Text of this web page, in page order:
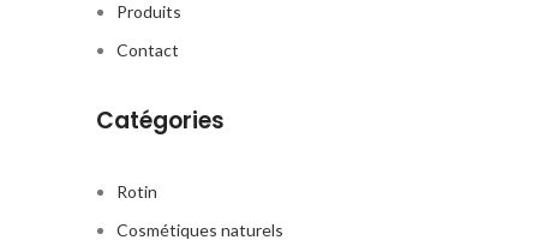
Produits
Contact
Catégories
Rotin
Cosmétiques naturels